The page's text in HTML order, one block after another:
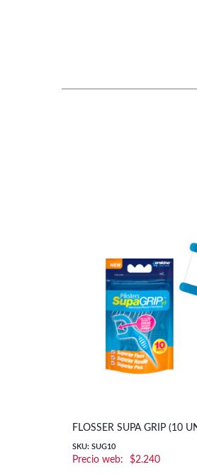
FLOSSER SUPA GRIP (10
SKU: SUG10
$2.240